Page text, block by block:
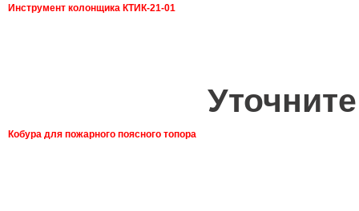
Инструмент колонщика КТИК-21-01
Кобура для пожарного поясного топора